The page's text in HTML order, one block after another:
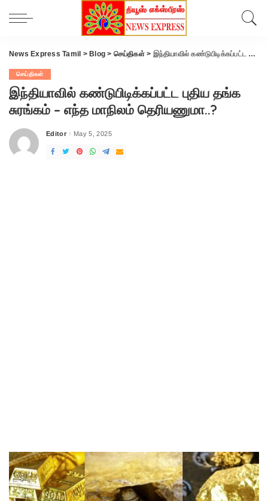
News Express Tamil > Blog > செய்திகள்> இந்தியாவில் கண்டுபிடிக்கப்பட்ட புதிய தங்க சுரங்கம் – எந்த மாநிலம் தெரியணுமா..?
செய்திகள்
இந்தியாவில் கண்டுபிடிக்கப்பட்ட புதிய தங்க
சுரங்கம் – எந்த மாநிலம் தெரியணுமா..?
Posted
Editor May 5, 2025